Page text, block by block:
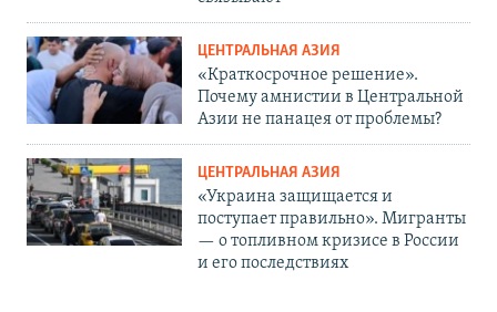
ЦЕНТРАЛЬНАЯ АЗИЯ
«Краткосрочное решение».
Почему амнистии в Центральной
Азии не панацея от проблемы?
ЦЕНТРАЛЬНАЯ АЗИЯ
«Украина защищается и
поступает правильно». Мигранты
— о топливном кризисе в России
и его последствиях